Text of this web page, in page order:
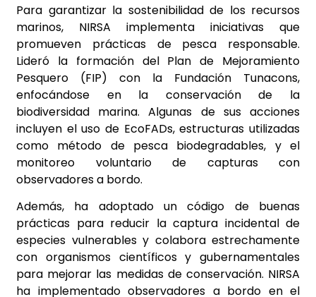
Para garantizar la sostenibilidad de los recursos
marinos, NIRSA implementa iniciativas que
promueven prácticas de pesca responsable.
Lideró la formación del Plan de Mejoramiento
Pesquero (FIP) con la Fundación Tunacons,
enfocándose en la conservación de la
biodiversidad marina. Algunas de sus acciones
incluyen el uso de EcoFADs, estructuras utilizadas
como método de pesca biodegradables, y el
monitoreo voluntario de capturas con
observadores a bordo.
Además, ha adoptado un código de buenas
prácticas para reducir la captura incidental de
especies vulnerables y colabora estrechamente
con organismos científicos y gubernamentales
para mejorar las medidas de conservación. NIRSA
ha implementado observadores a bordo en el